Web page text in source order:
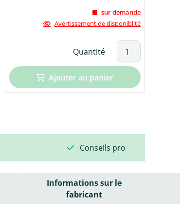
sur demande
Avertissement de disponiblité
Quantité
Ajouter au panier
Conseils pro
Informations sur le
fabricant